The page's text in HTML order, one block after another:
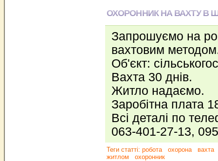
ОХОРОННИК НА ВАХТУ В
Запрошуємо на
вахтовим
Об'єкт:
Вахта 30 днів.
Житло надаємо.
Заробітна плата
Всі деталі по
063-401-27-13,
Теги статті: робота охорона
вахта
житлом
охоронник